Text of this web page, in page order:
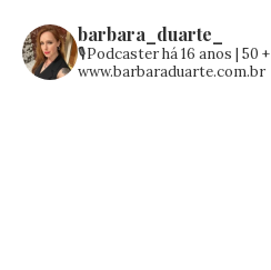
barbara_duarte_
🎙️Podcaster há 16 anos | 50 +
www.barbaraduarte.com.br